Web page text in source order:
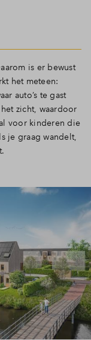
is er bewust
het meteen:
auto’s te gast
zicht, waardoor
voor kinderen die
je graag wandelt,